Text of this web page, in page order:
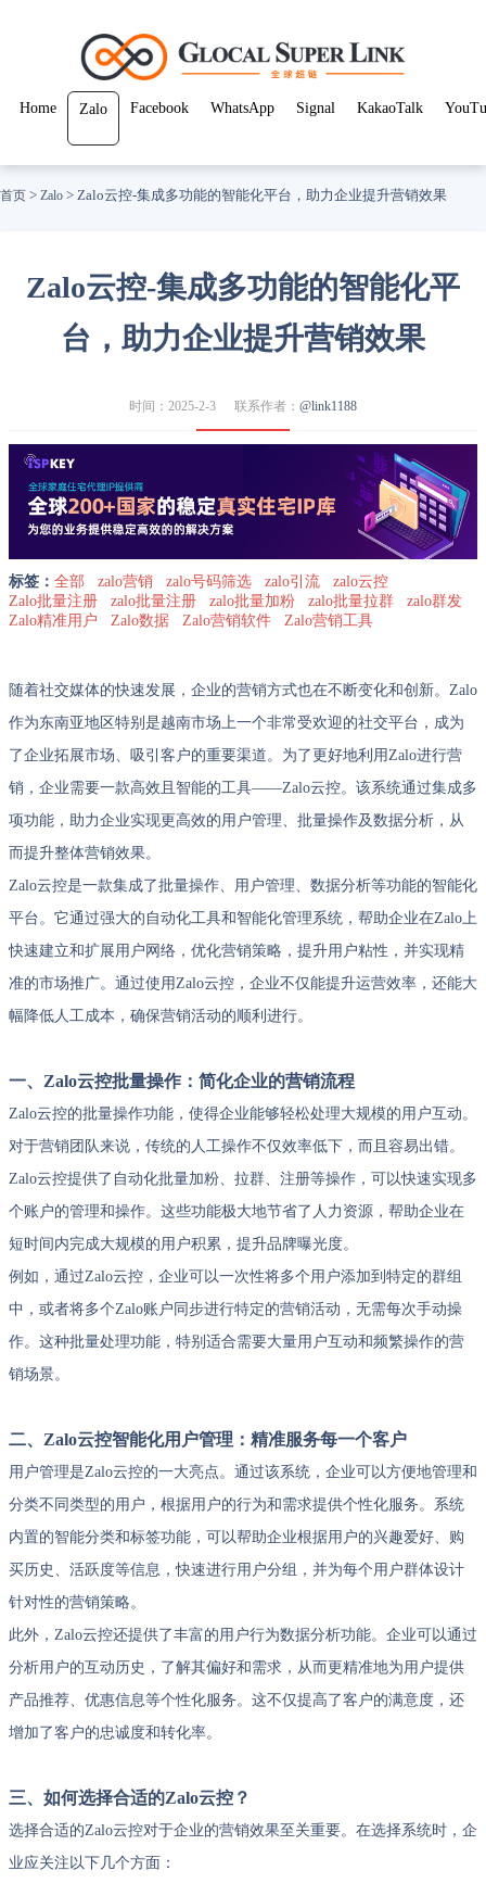
Home Zalo Facebook WhatsApp Signal KakaoTalk
首页 > Zalo > Zalo云控-集成多功能的智能化平台，助力企业提升营销效果
Zalo云控-集成多功能的智能化平
台，助力企业提升营销效果
时间：2025-2-3 联系作者： @link1188
标签： 全部 zalo营销 zalo号码筛选 zalo引流
zalo云控
Zalo批量注册
zalo批量注册 zalo批量加粉 zalo批量拉群
zalo群发
Zalo精准用户
Zalo数据 Zalo营销软件 Zalo营销工具
随着社交媒体的快速发展，企业的营销方式也在不断变化和创新。Zalo
作为东南亚地区特别是越南市场上一个非常受欢迎的社交平台，成为
了企业拓展市场、吸引客户的重要渠道。为了更好地利用Zalo进行营
销，企业需要一款高效且智能的工具——Zalo云控。该系统通过集成多
项功能，助力企业实现更高效的用户管理、批量操作及数据分析，从
而提升整体营销效果。
Zalo云控是一款集成了批量操作、用户管理、数据分析等功能的智能化
平台。它通过强大的自动化工具和智能化管理系统，帮助企业在Zalo上
快速建立和扩展用户网络，优化营销策略，提升用户粘性，并实现精
准的市场推广。通过使用Zalo云控，企业不仅能提升运营效率，还能大
幅降低人工成本，确保营销活动的顺利进行。
一、Zalo云控批量操作：简化企业的营销流程
Zalo云控的批量操作功能，使得企业能够轻松处理大规模的用户互动。
对于营销团队来说，传统的人工操作不仅效率低下，而且容易出错。
Zalo云控提供了自动化批量加粉、拉群、注册等操作，可以快速实现多
个账户的管理和操作。这些功能极大地节省了人力资源，帮助企业在
短时间内完成大规模的用户积累，提升品牌曝光度。
例如，通过Zalo云控，企业可以一次性将多个用户添加到特定的群组
中，或者将多个Zalo账户同步进行特定的营销活动，无需每次手动操
作。这种批量处理功能，特别适合需要大量用户互动和频繁操作的营
销场景。
二、Zalo云控智能化用户管理：精准服务每一个客户
用户管理是Zalo云控的一大亮点。通过该系统，企业可以方便地管理和
分类不同类型的用户，根据用户的行为和需求提供个性化服务。系统
内置的智能分类和标签功能，可以帮助企业根据用户的兴趣爱好、购
买历史、活跃度等信息，快速进行用户分组，并为每个用户群体设计
针对性的营销策略。
此外，Zalo云控还提供了丰富的用户行为数据分析功能。企业可以通过
分析用户的互动历史，了解其偏好和需求，从而更精准地为用户提供
产品推荐、优惠信息等个性化服务。这不仅提高了客户的满意度，还
增加了客户的忠诚度和转化率。
三、如何选择合适的Zalo云控？
选择合适的Zalo云控对于企业的营销效果至关重要。在选择系统时，企
业应关注以下几个方面：